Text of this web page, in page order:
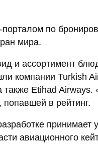
порталом по
мира.
и ассортимент
компании Turkish
Etihad Airways.
в рейтинг.
принимает
авиационного